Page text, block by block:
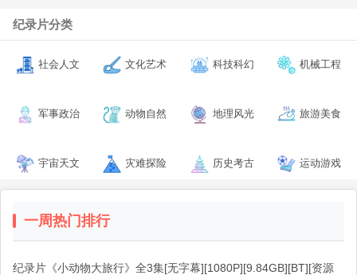
纪录片分类
社会人文 文化艺术 科技科幻 机械工程
军事政治 动物自然 地理风光 旅游美食
宇宙天文 灾难探险 历史考古 运动游戏
一周热门排行
纪录片《小动物大旅行》全3集[无字幕][1080P][9.84GB][BT][资源